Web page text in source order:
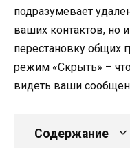
подразумевает
ваших контактов, но
перестановку общих
режим «Скрыть» –
видеть ваши
Содержание